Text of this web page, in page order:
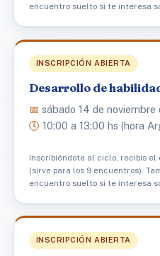
encuentro suelto si te interesa
INSCRIPCIÓN ABIERTA
Desarrollo de
📅 sábado 14 de noviembre
🕓 10:00 a 13:00 hs (hora
Inscribiéndote al ciclo, recibís el
(sirve para los 9 encuentros).
encuentro suelto si te interesa
INSCRIPCIÓN ABIERTA